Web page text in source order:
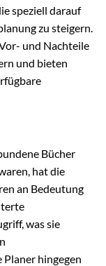
speziell darauf
zu steigern.
und Nachteile
und bieten
Bücher
hat die
an Bedeutung
was sie
hingegen